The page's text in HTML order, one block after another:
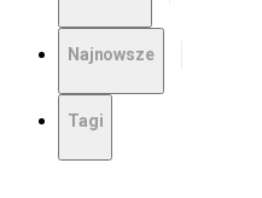
Najnowsze
Tagi